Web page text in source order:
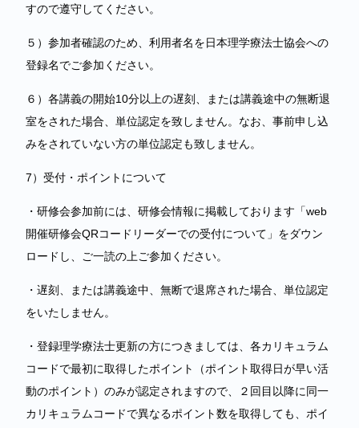
すので遵守してください。
５）参加者確認のため、利用者名を日本理学療法士協会への
登録名でご参加ください。
６）各講義の開始10分以上の遅刻、または講義途中の無断退
室をされた場合、単位認定を致しません。なお、事前申し込
みをされていない方の単位認定も致しません。
7）受付・ポイントについて
・研修会参加前には、研修会情報に掲載しております「web
開催研修会QRコードリーダーでの受付について」をダウン
ロードし、ご一読の上ご参加ください。
・遅刻、または講義途中、無断で退席された場合、単位認定
をいたしません。
・登録理学療法士更新の方につきましては、各カリキュラム
コードで最初に取得したポイント（ポイント取得日が早い活
動のポイント）のみが認定されますので、２回目以降に同一
カリキュラムコードで異なるポイント数を取得しても、ポイ